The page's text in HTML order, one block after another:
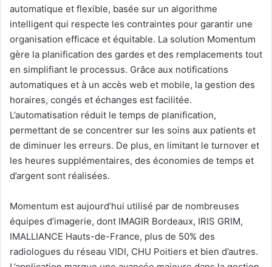
automatique et flexible, basée sur un algorithme
intelligent qui respecte les contraintes pour garantir une
organisation efficace et équitable. La solution Momentum
gère la planification des gardes et des remplacements tout
en simplifiant le processus. Grâce aux notifications
automatiques et à un accès web et mobile, la gestion des
horaires, congés et échanges est facilitée.
L’automatisation réduit le temps de planification,
permettant de se concentrer sur les soins aux patients et
de diminuer les erreurs. De plus, en limitant le turnover et
les heures supplémentaires, des économies de temps et
d’argent sont réalisées.
Momentum est aujourd’hui utilisé par de nombreuses
équipes d’imagerie, dont IMAGIR Bordeaux, IRIS GRIM,
IMALLIANCE Hauts-de-France, plus de 50% des
radiologues du réseau VIDI, CHU Poitiers et bien d’autres.